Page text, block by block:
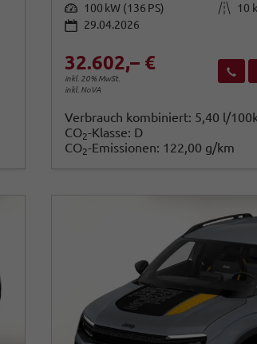
Leistung 100 kW (136 PS) Kilometerstand
10
29.04.2026
32.602,– €
inkl. 20% MwSt.
inkl. NoVA
Wir
Verbrauch kombiniert: 5,40 l/
CO2-Klasse: D
CO2-Emissionen: 122,00 g/km